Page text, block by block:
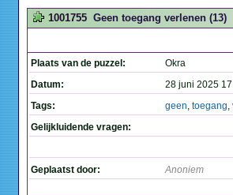
1001755 Geen toegang verlenen (13)
Plaats van de puzzel:
Okra
Datum:
28 juni 2025
Tags:
geen, toegang,
Gelijkluidende vragen:
Geplaatst door: Anoniem